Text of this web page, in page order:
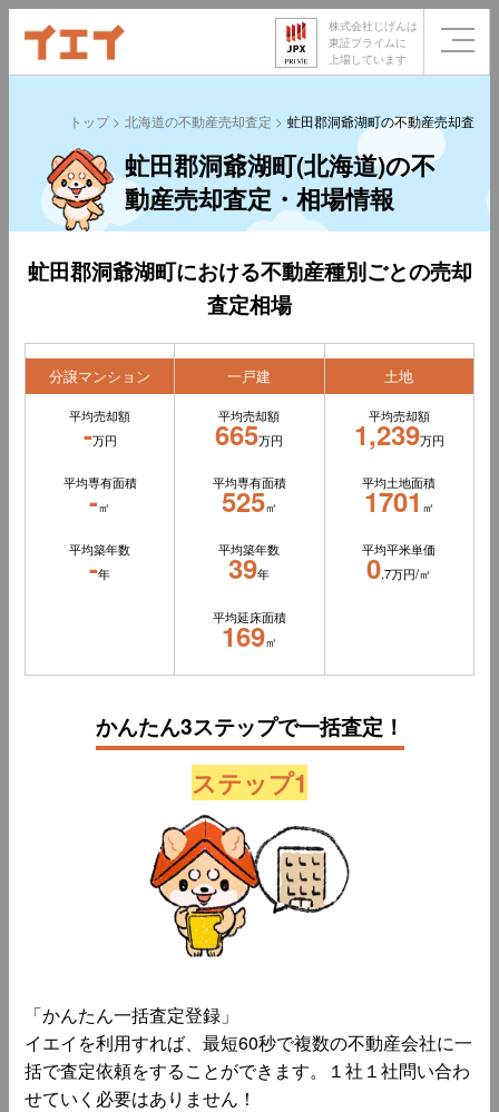
株式会社じげんは
東証プライムに
上場しています
トップ 北海道の不動産売却査定 虻田郡洞爺湖町の不動産売却査定
虻田郡洞爺湖町(北海道)の不
動産売却査定・相場情報
虻田郡洞爺湖町における不動産種別ごとの売却
査定相場
分譲マンション
平均売却額
-万円
平均専有面積
-㎡
平均築年数
-年
一戸建
平均売却額
665万円
平均専有面積
525㎡
平均築年数
39年
平均延床面積
169㎡
土地
平均売却額
1,239万円
平均土地面積
1701㎡
平均平米単価
0.7万円/㎡
かんたん3ステップで一括査定！
ステップ1
「かんたん一括査定登録」
イエイを利用すれば、最短60秒で複数の不動産会社に一
括で査定依頼をすることができます。１社１社問い合わ
せていく必要はありません！